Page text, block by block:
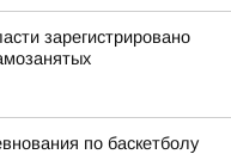
зарегистрировано
по баскетболу